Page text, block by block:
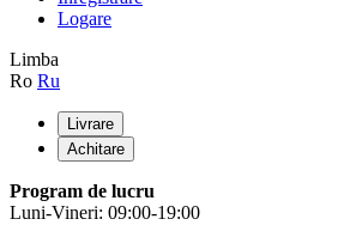
Logare
Limba
Ro Ru
Livrare
Achitare
Program de lucru
Luni-Vineri: 09:00-19:00